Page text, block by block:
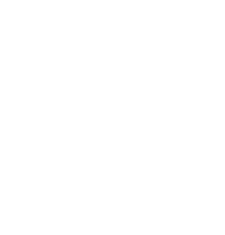
catre client direct la receptia hotelului. Sfera si calitatea serviciilor si
va fi achitata de catre client la receptia hotelului. Noile taxe de